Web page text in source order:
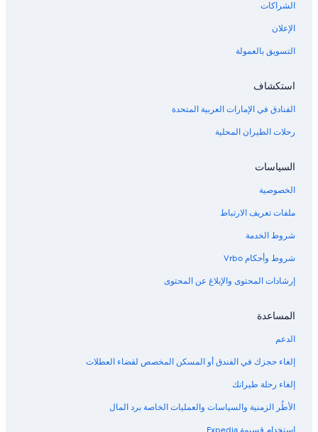
الشراكات
الإعلان
التسويق بالعمولة
استكشاف
الفنادق في الإمارات العربية المتحدة
رحلات الطيران المحلية
السياسات
الخصوصية
ملفات تعريف الارتباط
شروط الخدمة
شروط وأحكام Vrbo
إرشادات المحتوى والإبلاغ عن المحتوى
المساعدة
الدعم
إلغاء حجزك في الفندق أو المسكن المخصص لقضاء العطلات
إلغاء رحلة طيرانك
الأطُر الزمنية والسياسات والعمليات الخاصة برد المال